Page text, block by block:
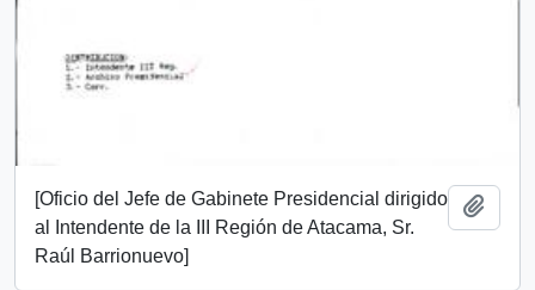
[Oficio del Jefe de Gabinete Presidencial dirigido
al Intendente de la III Región de Atacama, Sr.
Raúl Barrionuevo]